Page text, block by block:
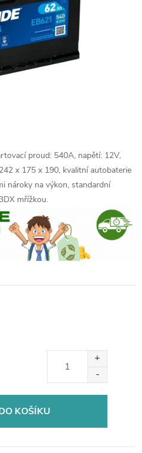
proud: 540A, napětí: 12V,
x 175 x 190, kvalitní autobaterie
nároky na výkon, standardní
mřížkou.
KOŠÍKU